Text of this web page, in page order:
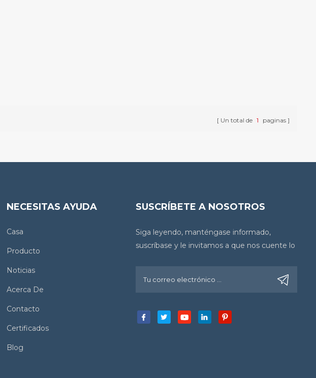
Un total de 1 paginas
NECESITAS AYUDA
Casa
Producto
Noticias
Acerca De
Contacto
Certificados
Blog
SUSCRÍBETE A NOSOTROS
Siga leyendo, manténgase informado,
suscríbase y le invitamos a que nos cuente lo